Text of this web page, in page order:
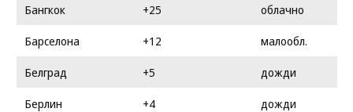
Бангкок
+25
облачно
Барселона
+12
малообл.
Белград
+5
дожди
Берлин
+4
дожди